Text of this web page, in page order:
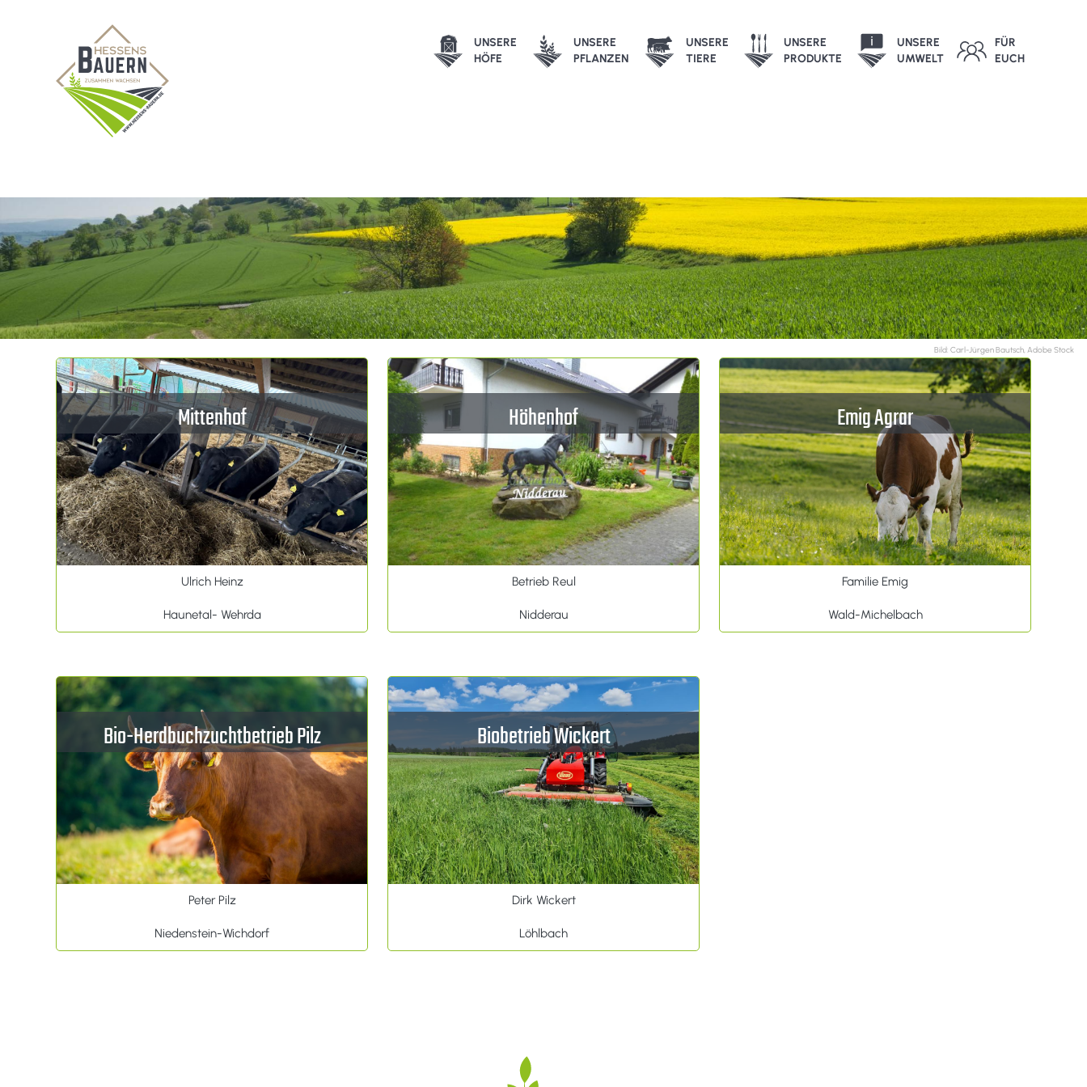
UNSERE
HÖFE
UNSERE
PFLANZEN
UNSERE
TIERE
UNSERE
PRODUKTE
UNSERE
UMWELT
FÜR
EUCH
Bild: Carl-Jürgen Bautsch, Adobe Stock
Mittenhof
Ulrich Heinz
Haunetal- Wehrda
Höhenhof
Betrieb Reul
Nidderau
Emig Agrar
Familie Emig
Wald-Michelbach
Bio-Herdbuchzuchtbetrieb Pilz
Peter Pilz
Niedenstein-Wichdorf
Biobetrieb Wickert
Dirk Wickert
Löhlbach